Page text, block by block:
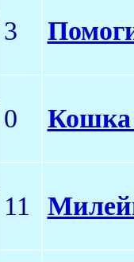
3
0 Кошка
11